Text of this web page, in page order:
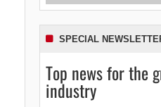
SPECIAL
Top news for the
industry